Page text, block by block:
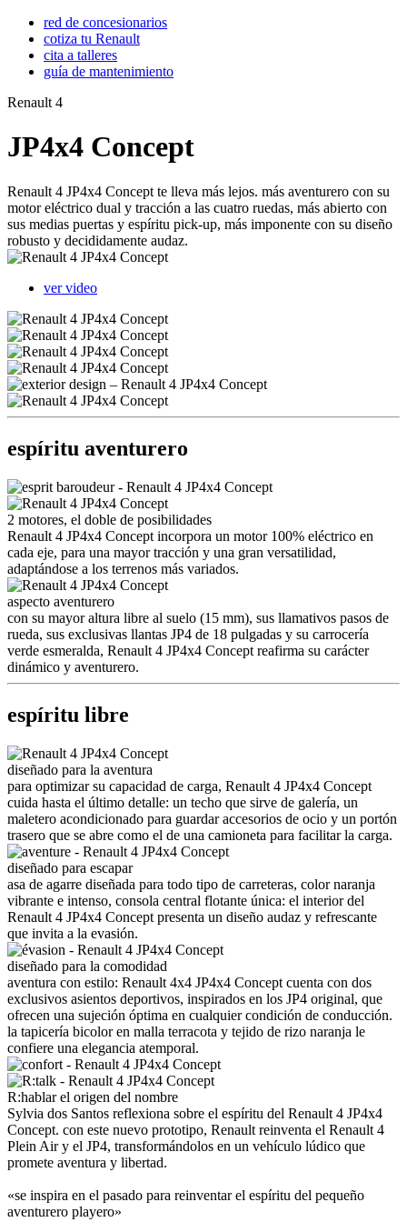
red de concesionarios
cotiza tu Renault
cita a talleres
guía de mantenimiento
Renault 4
JP4x4 Concept
Renault 4 JP4x4 Concept te lleva más lejos. más aventurero con su
motor eléctrico dual y tracción a las cuatro ruedas, más abierto con
sus medias puertas y espíritu pick-up, más imponente con su diseño
robusto y decididamente audaz.
ver video
espíritu aventurero
2 motores, el doble de posibilidades
Renault 4 JP4x4 Concept incorpora un motor 100% eléctrico en
cada eje, para una mayor tracción y una gran versatilidad,
adaptándose a los terrenos más variados.
aspecto aventurero
con su mayor altura libre al suelo (15 mm), sus llamativos pasos de
rueda, sus exclusivas llantas JP4 de 18 pulgadas y su carrocería
verde esmeralda, Renault 4 JP4x4 Concept reafirma su carácter
dinámico y aventurero.
espíritu libre
diseñado para la aventura
para optimizar su capacidad de carga, Renault 4 JP4x4 Concept
cuida hasta el último detalle: un techo que sirve de galería, un
maletero acondicionado para guardar accesorios de ocio y un portón
trasero que se abre como el de una camioneta para facilitar la carga.
diseñado para escapar
asa de agarre diseñada para todo tipo de carreteras, color naranja
vibrante e intenso, consola central flotante única: el interior del
Renault 4 JP4x4 Concept presenta un diseño audaz y refrescante
que invita a la evasión.
diseñado para la comodidad
aventura con estilo: Renault 4x4 JP4x4 Concept cuenta con dos
exclusivos asientos deportivos, inspirados en los JP4 original, que
ofrecen una sujeción óptima en cualquier condición de conducción.
la tapicería bicolor en malla terracota y tejido de rizo naranja le
confiere una elegancia atemporal.
R:hablar el origen del nombre
Sylvia dos Santos reflexiona sobre el espíritu del Renault 4 JP4x4
Concept. con este nuevo prototipo, Renault reinventa el Renault 4
Plein Air y el JP4, transformándolos en un vehículo lúdico que
promete aventura y libertad.
«se inspira en el pasado para reinventar el espíritu del pequeño
aventurero playero»